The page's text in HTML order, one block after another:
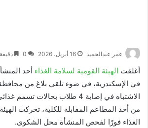
عمر عبدالحميد 16 أبريل، 2026 0
أغلقت الهيئة القومية لسلامة الغذاء أحد
في الإسكندرية، في ضوء تلقي بلاغ من
الاشتباه في إصابة 4 طلاب
من أحد المطاعم المقابلة للكلية، تحركت
الغذاء فورًا لفحص المنشأة محل الشكوى.